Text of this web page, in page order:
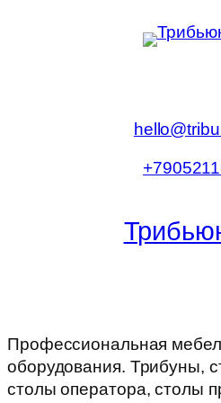
Профессиональная
оборудования. Трибуны,
столы оператора, столы